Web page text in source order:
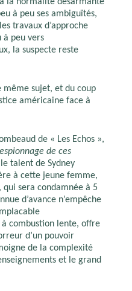
à peu ses ambiguïtés,
travaux d’approche
à peu vers
la suspecte reste
même sujet, et du coup
américaine face à
de « Les Echos »,
de ces
talent de Sydney
à cette jeune femme,
qui sera condamnée à 5
d’avance n’empêche
combustion lente, offre
d’un pouvoir
de la complexité
et le grand